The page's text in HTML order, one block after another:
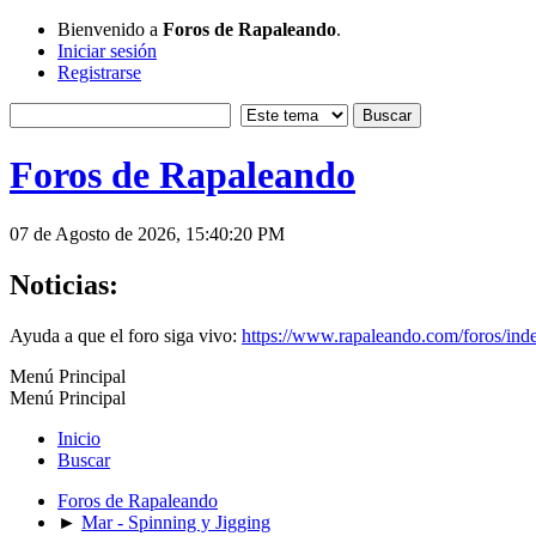
Bienvenido a Foros de Rapaleando.
Iniciar sesión
Registrarse
Foros de Rapaleando
07 de Agosto de 2026, 15:40:20 PM
Noticias:
Ayuda a que el foro siga vivo: https://www.rapaleando.com/foros/
Menú Principal
Menú Principal
Inicio
Buscar
Foros de Rapaleando
► Mar - Spinning y Jigging